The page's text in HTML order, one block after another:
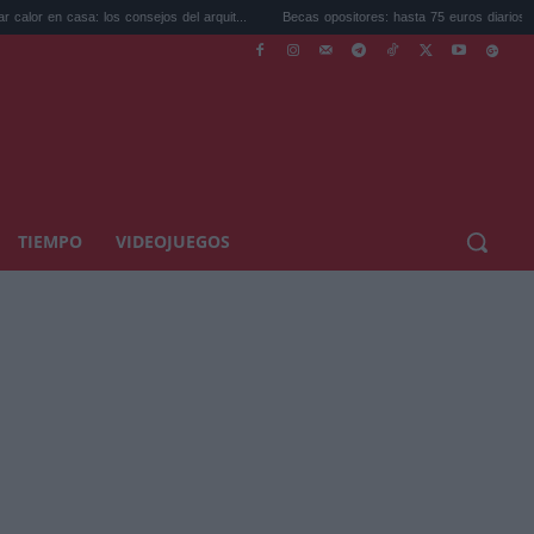
los consejos del arquit... Becas opositores: hasta 75 euros diarios para prep...
TIEMPO VIDEOJUEGOS